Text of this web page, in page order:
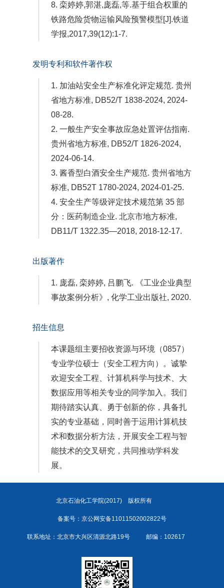
8. 栾婷婷,郭湛,庞磊,等.基于组合权重的
铁路危险货物运输风险预警模型[J].铁道
学报,2017,39(12):1-7.
发明专利和软件著作权
1. 加油站安全生产标准化评定规范. 贵州
省地方标准, DB52/T 1838-2024, 2024-
08-28.
2. 一般生产安全事故应急处置评估指南.
贵州省地方标准, DB52/T 1826-2024,
2024-06-14.
3. 酱香型白酒安全生产规范. 贵州省地方
标准, DB52T 1780-2024, 2024-01-25.
4. 安全生产等级评定技术规范第 35 部
分：医药制造企业. 北京市地方标准,
DB11/T 1322.35—2018, 2018-12-17.
出版著作
1. 庞磊, 栾婷婷, 吕鹏飞. 《工业企业典型
事故案例分析》, 化学工业出版社, 2020.
招生信息
本课题组主要招收资源与环境（0857）
专业学位硕士（安全工程方向）。诚挚
欢迎安全工程、计算机科学与技术、大
数据应用等相关专业的同学加入。我们
期待踏实认真、勇于创新的你，具备扎
实的专业基础，同时善于运用计算机技
术和数据分析方法，开展安全工程与智
能技术的交叉研究，共同推动学科发
展。
北京石油化工学院(2017) 版权所有
备案号：京公网安备11011502002822号
联系地址：北京市大兴区清源北路19号 邮编：102617